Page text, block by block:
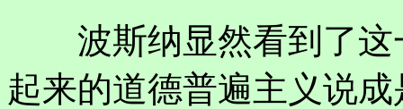
波斯纳显然看到了这
起来的道德普遍主义说